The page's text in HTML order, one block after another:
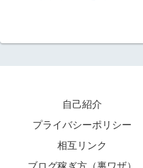
自己紹介
プライバシーポリシー
相互リンク
ブログ稼ぎ方（裏ワザ）